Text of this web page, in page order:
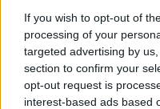
If you wish to opt-out of
processing of your
targeted advertising by
section to confirm your
opt-out request is
interest-based ads based